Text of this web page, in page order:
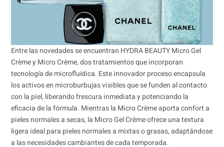
Entre las novedades se encuentran HYDRA BEAUTY Micro Gel
Crème y Micro Crème, dos tratamientos que incorporan
tecnología de microfluídica. Este innovador proceso encapsula
los activos en microburbujas visibles que se funden al contacto
con la piel, liberando frescura inmediata y potenciando la
eficacia de la fórmula. Mientras la Micro Crème aporta confort a
pieles normales a secas, la Micro Gel Crème ofrece una textura
ligera ideal para pieles normales a mixtas o grasas, adaptándose
a las necesidades cambiantes de cada temporada.